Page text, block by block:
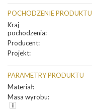
POCHODZENIE PRODUKTU
Kraj
pochodzenia:
Producent:
Projekt:
PARAMETRY PRODUKTU
Materiał:
Masa wyrobu: